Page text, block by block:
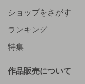
ショップをさがす
ランキング
特集
作品販売について